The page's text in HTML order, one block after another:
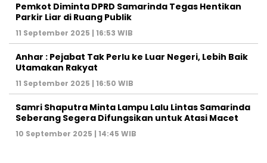
Pemkot Diminta DPRD Samarinda Tegas Hentikan
Parkir Liar di Ruang Publik
11 September 2025 | 16:53 WIB
Anhar : Pejabat Tak Perlu ke Luar Negeri, Lebih Baik
Utamakan Rakyat
11 September 2025 | 16:50 WIB
Samri Shaputra Minta Lampu Lalu Lintas Samarinda
Seberang Segera Difungsikan untuk Atasi Macet
10 September 2025 | 14:45 WIB